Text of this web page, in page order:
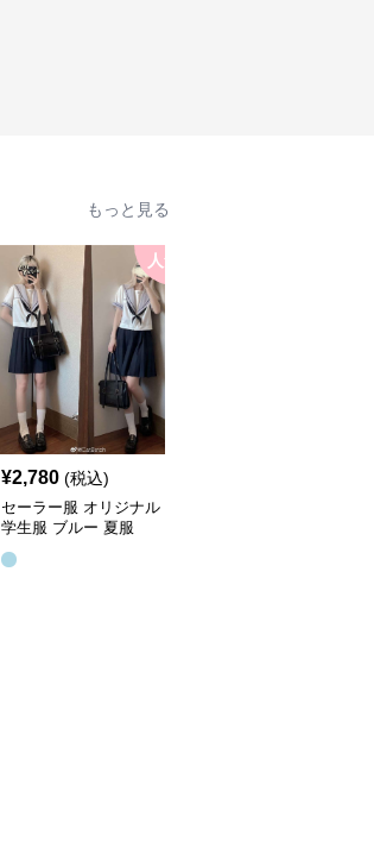
もっと見る
人気
¥2,780 (税込)
セーラー服 オリジナル
学生服 ブルー 夏服